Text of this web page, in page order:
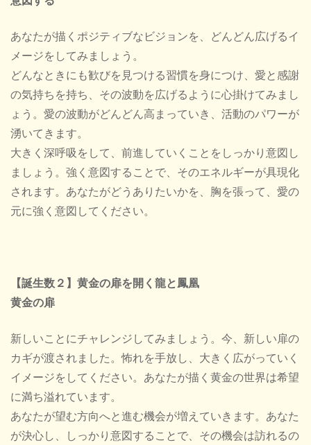
あなたが描くポジティブなビジョンを、どんどん広げるイ
メージをしてみましょう。
どんなときにも歓びを見つける習慣を身につけ、愛と感謝
の気持ちを持ち、その波動を広げるように心掛けてみまし
ょう。愛の波動がどんどん高まっていき、活動のパワーが
湧いてきます。
大きく深呼吸をして、前進していくことをしっかり意図し
ましょう。強く意図することで、そのエネルギーが具現化
されます。あなたがどうありたいかを、胸を張って、愛の
元に強く意図してください。
【誕生数２】黄金の扉を開く龍と鳳凰
黄金の扉
新しいことにチャレンジしてみましょう。今、新しい扉の
カギが渡されました。怖れを手放し、大きく広がっていく
イメージをしてください。あなたが描く黄金の世界は希望
に満ち溢れています。
あなたが望む方向へと進む機会が増えていきます。あなた
が決心し、しっかり意図することで、その機会は訪れるの